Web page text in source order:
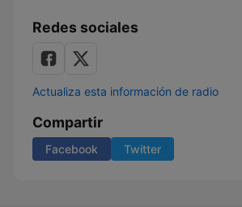
Redes sociales
Actualiza esta información de radio
Compartir
Facebook Twitter